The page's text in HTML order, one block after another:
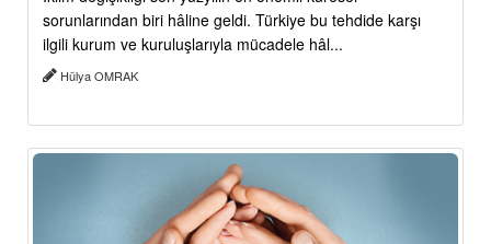
sorunlarından biri hâline geldi. Türkiye bu tehdide karşı
ilgili kurum ve kuruluşlarıyla mücadele hâl...
Hülya OMRAK